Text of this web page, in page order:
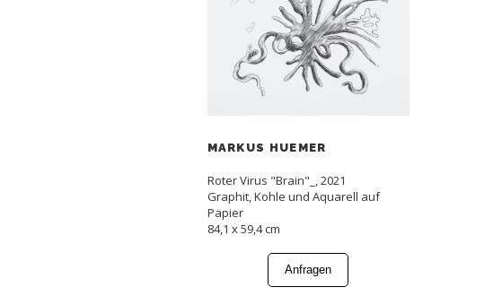
MARKUS HUEMER
Roter Virus "Brain"_, 2021
Graphit, Kohle und Aquarell auf
Papier
84,1 x 59,4 cm
Anfragen